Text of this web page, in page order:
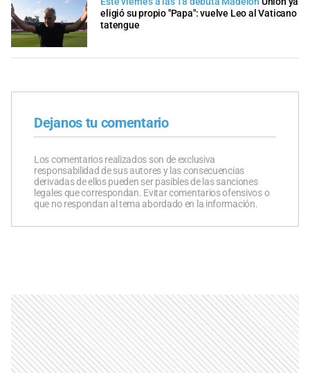
eligió su propio "Papa": vuelve Leo al Vaticano
tatengue
Dejanos tu comentario
Los comentarios realizados son de exclusiva
responsabilidad de sus autores y las consecuencias
derivadas de ellos pueden ser pasibles de las sanciones
legales que correspondan. Evitar comentarios ofensivos o
que no respondan al tema abordado en la información.